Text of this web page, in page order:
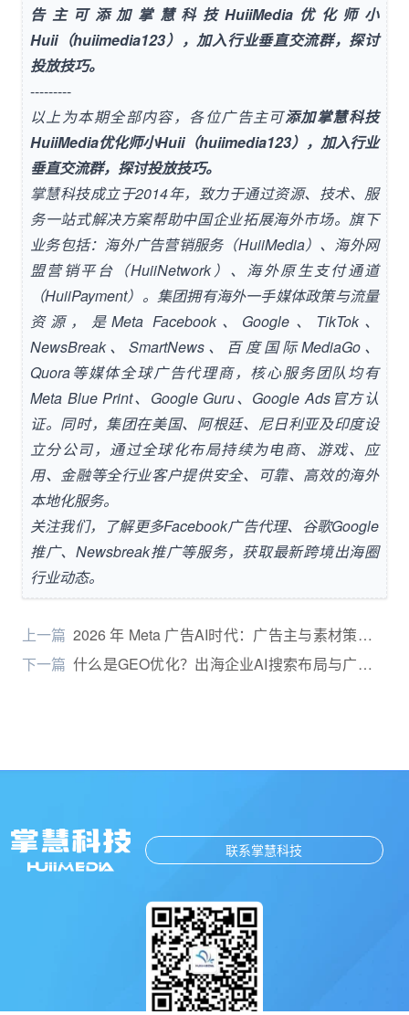
告主可添加掌慧科技HuiiMedia优化师小
Huii（huiimedia123），加入行业垂直交流群，探讨
投放技巧。
---------
以上为本期全部内容，各位广告主可添加掌慧科技
HuiiMedia优化师小Huii（huiimedia123），加入行业
垂直交流群，探讨投放技巧。
掌慧科技成立于2014年，致力于通过资源、技术、服
务一站式解决方案帮助中国企业拓展海外市场。旗下
业务包括：海外广告营销服务（HuiiMedia）、海外网
盟营销平台（HuiiNetwork）、海外原生支付通道
（HuiiPayment）。集团拥有海外一手媒体政策与流量
资源，是 Meta Facebook、 Google 、 TikTok、
NewsBreak、 SmartNews、百度国际MediaGo、
Quora等媒体全球广告代理商，核心服务团队均有
Meta Blue Print、Google Guru、Google Ads官方认
证。同时，集团在美国、阿根廷、尼日利亚及印度设
立分公司，通过全球化布局持续为电商、游戏、应
用、金融等全行业客户提供安全、可靠、高效的海外
本地化服务。
关注我们，了解更多Facebook广告代理、 谷歌Google
推广、Newsbreak推广等服务，获取最新跨境出海圈
行业动态。
上一篇 2026 年 Meta 广告AI时代：广告主与素材策略如
何重构，投手正在从“操作员”变成“AI 合伙人”
下一篇 什么是GEO优化？出海企业AI搜索布局与广告投
联系掌慧科技